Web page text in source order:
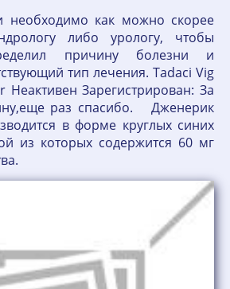
необходимо как можно скорее
либо урологу, чтобы
причину болезни и
тип лечения. Tadaci Vig
Неактивен Зарегистрирован: За
раз спасибо. Дженерик
в форме круглых синих
из которых содержится 60 мг